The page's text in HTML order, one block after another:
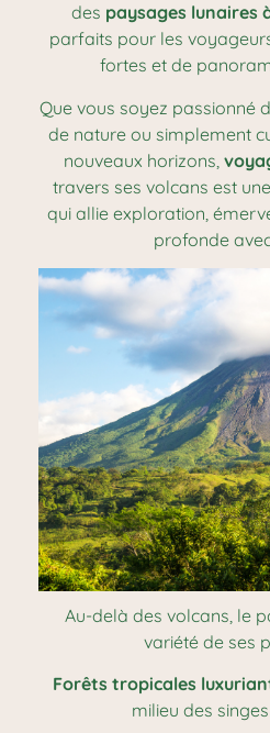
des paysages lunaires
parfaits pour les
fortes et de
Que vous soyez passionné
de nature ou simplement
nouveaux horizons,
travers ses volcans est
qui allie exploration,
profonde
Au-delà des volcans, le
variété de ses
Forêts tropicales
milieu des